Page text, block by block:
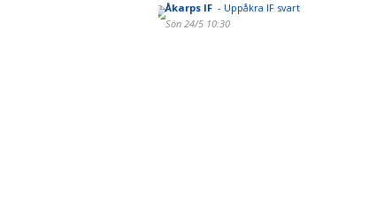
Åkarps IF - Uppåkra IF svart
Sön 24/5 10:30